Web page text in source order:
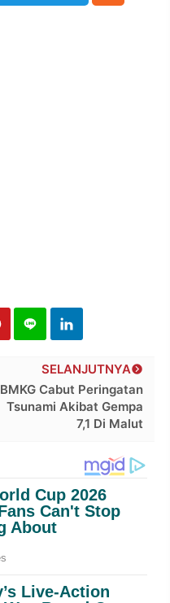
SELANJUTNYA
BMKG Cabut Peringatan
Tsunami Akibat Gempa
7,1 Di Malut